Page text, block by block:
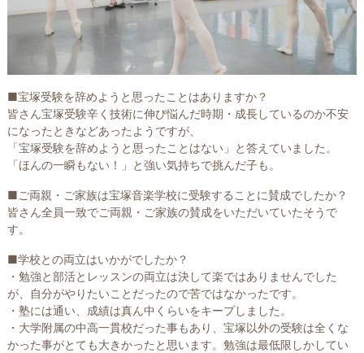
■宝塚受験を辞めようと思ったことはありますか？
皆さん宝塚受験辛く技術に伸び悩んだ時期・成長しているのか不安
になったときなどあったようですが、
「宝塚受験を辞めようと思ったことはない」と答えていました。
「ほんの一瞬もない！」と強い気持ちで挑んだ子も。
■ご両親・ご家族は宝塚音楽学校に受験することに賛成でしたか？
皆さん全員一致でご両親・ご家族の賛成をいただいていたそうで
す。
■学校との両立はいかがでしたか？
・勉強と部活とレッスンの両立は決して楽ではありませんでした
が、自分がやりたいことだったので苦ではなかったです。
・塾には通い、成績は真ん中くらいをキープしました。
・大学附属の中高一貫校だった事もあり、宝塚以外の受験は全くな
かった事がとても大きかったと思います。勉強は最低限しかしてい